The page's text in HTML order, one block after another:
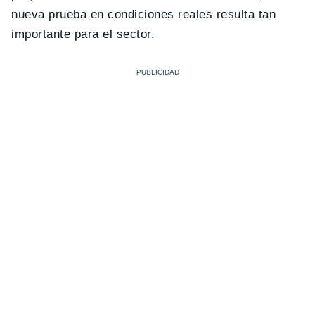
nueva prueba en condiciones reales resulta tan
importante para el sector.